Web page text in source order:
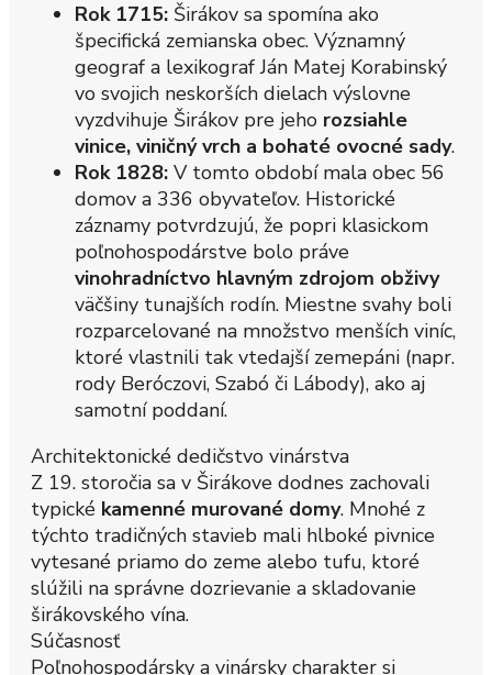
Rok 1715: Širákov sa spomína ako
špecifická zemianska obec. Významný
geograf a lexikograf Ján Matej Korabinský
vo svojich neskorších dielach výslovne
vyzdvihuje Širákov pre jeho rozsiahle
vinice, viničný vrch a bohaté ovocné sady.
Rok 1828: V tomto období mala obec 56
domov a 336 obyvateľov. Historické
záznamy potvrdzujú, že popri klasickom
poľnohospodárstve bolo práve
vinohradníctvo hlavným zdrojom obživy
väčšiny tunajších rodín. Miestne svahy boli
rozparcelované na množstvo menších viníc,
ktoré vlastnili tak vtedajší zemepáni (napr.
rody Beróczovi, Szabó či Lábody), ako aj
samotní poddaní.
Architektonické dedičstvo vinárstva
Z 19. storočia sa v Širákove dodnes zachovali
typické kamenné murované domy. Mnohé z
týchto tradičných stavieb mali hlboké pivnice
vytesané priamo do zeme alebo tufu, ktoré
slúžili na správne dozrievanie a skladovanie
širákovského vína.
Súčasnosť
Poľnohospodársky a vinársky charakter si